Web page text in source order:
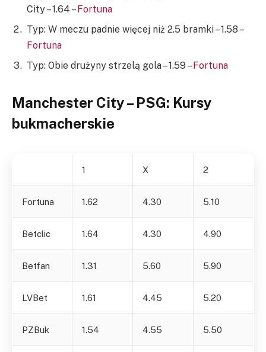
City – 1.64 –Fortuna
Typ: W meczu padnie więcej niż 2.5 bramki – 1.58 –
Fortuna
Typ: Obie drużyny strzelą gola – 1.59 –Fortuna
Manchester City – PSG: Kursy
bukmacherskie
1 X 2
Fortuna 1.62 4.30 5.10
Betclic 1.64 4.30 4.90
Betfan 1.31 5.60 5.90
LVBet 1.61 4.45 5.20
PZBuk 1.54 4.55 5.50